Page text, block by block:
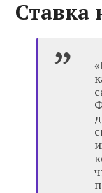
Ставка